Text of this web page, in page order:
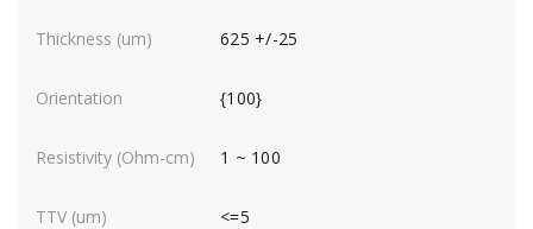
625 +/-25
{100}
1 ~ 100
<=5